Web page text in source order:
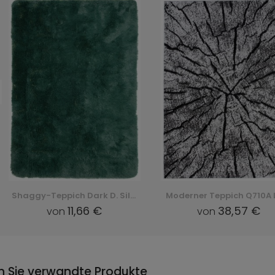
Shaggy-Teppich Dark D. Silk - grün, zielony
von11,66 € von 38,57 €
Sie verwandte Produkte